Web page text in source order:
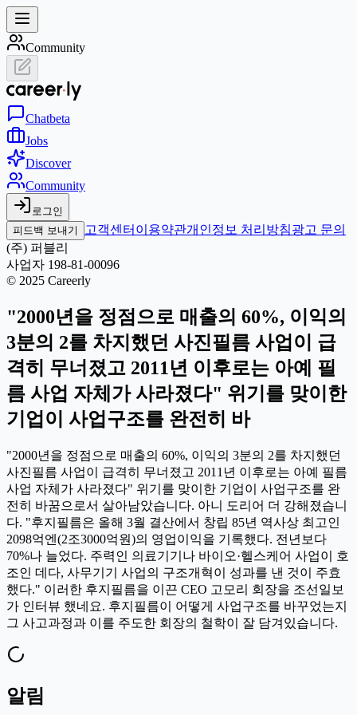
Community
Chatbeta
Jobs
Discover
Community
로그인
피드백 보내기
고객센터 이용약관개인정보 처리방침광고 문의
(주) 퍼블리
사업자 198-81-00096
© 2025 Careerly
"2000년을 정점으로 매출의 60%, 이익의
3분의 2를 차지했던 사진필름 사업이 급
격히 무너졌고 2011년 이후로는 아예 필
름 사업 자체가 사라졌다" 위기를 맞이한
기업이 사업구조를 완전히 바
"2000년을 정점으로 매출의 60%, 이익의 3분의 2를 차지했던
사진필름 사업이 급격히 무너졌고 2011년 이후로는 아예 필름
사업 자체가 사라졌다" 위기를 맞이한 기업이 사업구조를 완
전히 바꿈으로서 살아남았습니다. 아니 도리어 더 강해졌습니
다. "후지필름은 올해 3월 결산에서 창립 85년 역사상 최고인
2098억엔(2조3000억원)의 영업이익을 기록했다. 전년보다
70%나 늘었다. 주력인 의료기기나 바이오·헬스케어 사업이 호
조인 데다, 사무기기 사업의 구조개혁이 성과를 낸 것이 주효
했다." 이러한 후지필름을 이끈 CEO 고모리 회장을 조선일보
가 인터뷰 했네요. 후지필름이 어떻게 사업구조를 바꾸었는지
그 사고과정과 이를 주도한 회장의 철학이 잘 담겨있습니다.
알림